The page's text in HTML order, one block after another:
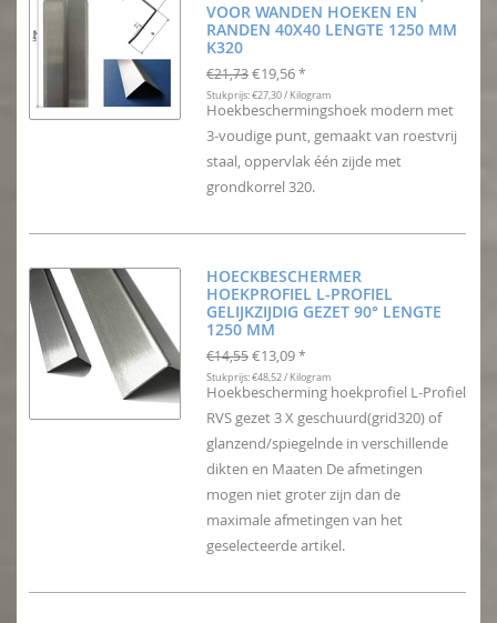
VOOR WANDEN HOEKEN EN
RANDEN 40X40 LENGTE 1250 MM
K320
€21,73 €19,56 *
Stukprijs: €27,30 / Kilogram
Hoekbeschermingshoek modern met
3-voudige punt, gemaakt van roestvrij
staal, oppervlak één zijde met
grondkorrel 320.
HOECKBESCHERMER
HOEKPROFIEL L-PROFIEL
GELIJKZIJDIG GEZET 90° LENGTE
1250 MM
€14,55 €13,09 *
Stukprijs: €48,52 / Kilogram
Hoekbescherming hoekprofiel L-Profiel
RVS gezet 3 X geschuurd(grid320) of
glanzend/spiegelnde in verschillende
dikten en Maaten De afmetingen
mogen niet groter zijn dan de
maximale afmetingen van het
geselecteerde artikel.